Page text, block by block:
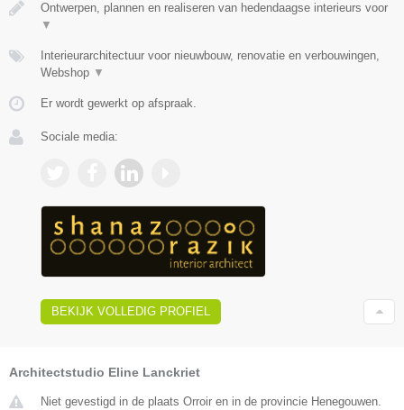
Ontwerpen, plannen en realiseren van hedendaagse interieurs voor
▼
Interieurarchitectuur voor nieuwbouw, renovatie en verbouwingen,
Webshop ▼
Er wordt gewerkt op afspraak.
Sociale media:
BEKIJK VOLLEDIG PROFIEL
Architectstudio Eline Lanckriet
Niet gevestigd in de plaats Orroir en in de provincie Henegouwen.